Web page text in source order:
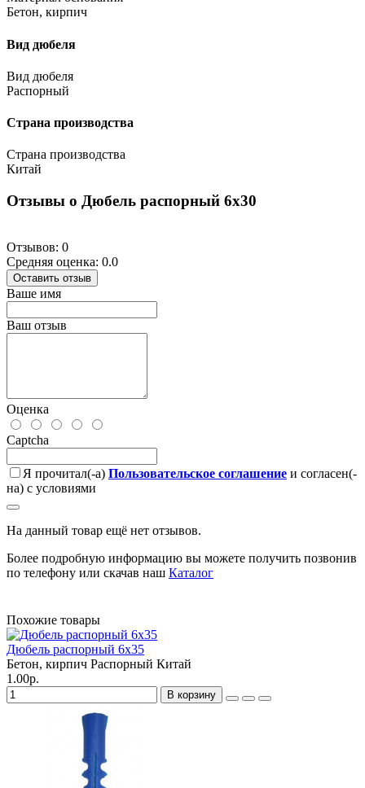
Бетон, кирпич
Вид дюбеля
Вид дюбеля
Распорный
Страна производства
Страна производства
Китай
Отзывы о Дюбель распорный 6х30
Отзывов: 0
Средняя оценка: 0.0
Оставить отзыв
Ваше имя
Ваш отзыв
Оценка
Captcha
Я прочитал(-а) Пользовательское соглашение и согласен(-
на) с условиями
На данный товар ещё нет отзывов.
Более подробную информацию вы можете получить позвонив
по телефону или скачав наш Каталог
Похожие товары
Дюбель распорный 6х35
Бетон, кирпич Распорный Китай
1.00р.
В корзину